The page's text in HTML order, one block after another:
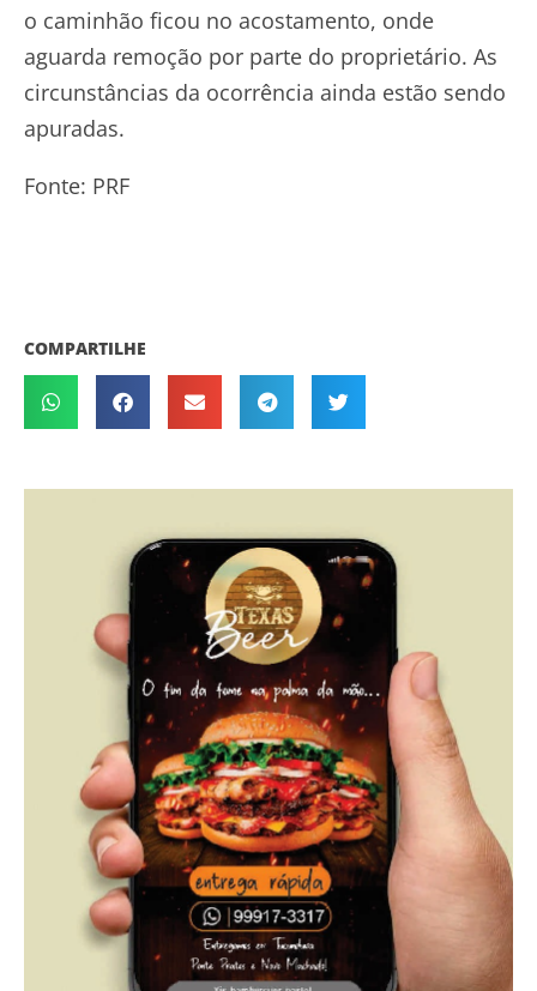
o caminhão ficou no acostamento, onde
aguarda remoção por parte do proprietário. As
circunstâncias da ocorrência ainda estão sendo
apuradas.
Fonte: PRF
COMPARTILHE